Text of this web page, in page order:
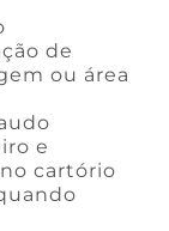
de
ou área
e
cartório